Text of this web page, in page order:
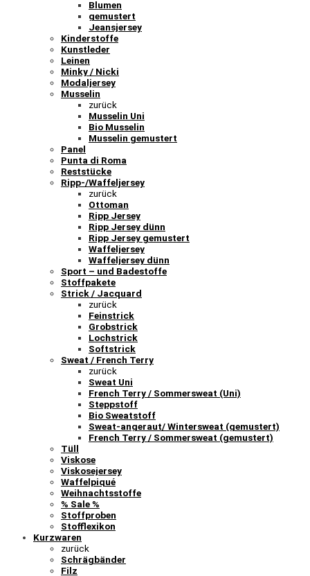
Blumen
gemustert
Jeansjersey
Kinderstoffe
Kunstleder
Leinen
Minky / Nicki
Modaljersey
Musselin
zurück
Musselin Uni
Bio Musselin
Musselin gemustert
Panel
Punta di Roma
Reststücke
Ripp-/Waffeljersey
zurück
Ottoman
Ripp Jersey
Ripp Jersey dünn
Ripp Jersey gemustert
Waffeljersey
Waffeljersey dünn
Sport – und Badestoffe
Stoffpakete
Strick / Jacquard
zurück
Feinstrick
Grobstrick
Lochstrick
Softstrick
Sweat / French Terry
zurück
Sweat Uni
French Terry / Sommersweat (Uni)
Steppstoff
Bio Sweatstoff
Sweat-angeraut/ Wintersweat (gemustert)
French Terry / Sommersweat (gemustert)
Tüll
Viskose
Viskosejersey
Waffelpiqué
Weihnachtsstoffe
% Sale %
Stoffproben
Stofflexikon
Kurzwaren
zurück
Schrägbänder
Filz